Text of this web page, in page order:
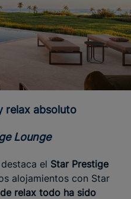
relax absoluto
Lounge
el Star Prestige
alojamientos con Star
relax todo ha sido